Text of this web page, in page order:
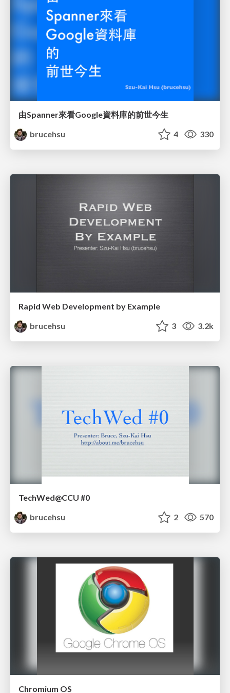
由Spanner來看Google資料庫的前世今生
brucehsu
4 330
Rapid Web Development by Example
brucehsu
3 3.2k
TechWed@CCU #0
brucehsu
2 570
Chromium OS